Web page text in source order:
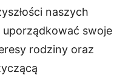
naszych
swoje
rodziny oraz